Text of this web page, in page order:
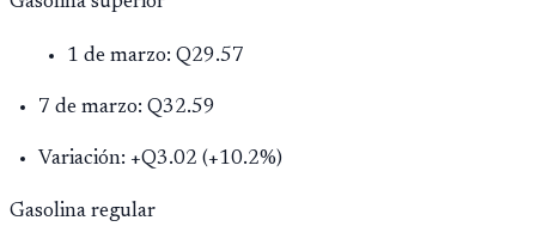
1 de marzo: Q29.57
7 de marzo: Q32.59
Variación: +Q3.02 (+10.2%)
Gasolina regular